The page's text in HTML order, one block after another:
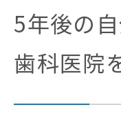
5年後の
歯科医院